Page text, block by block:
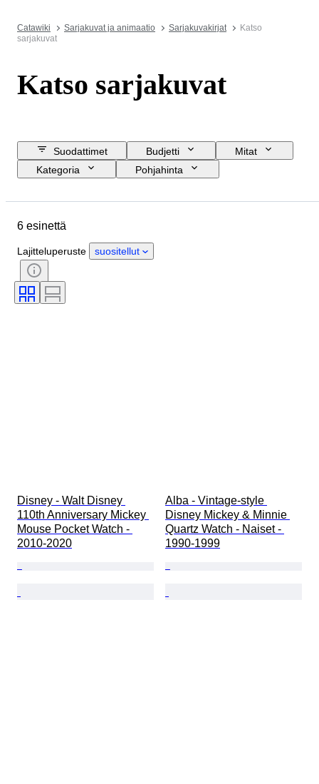
Catawiki Sarjakuvat ja animaatio Sarjakuvakirjat
Katso
sarjakuvat
Katso sarjakuvat
Suodattimet Budjetti
Mitat
Kategoria
Pohjahinta
Sukupuoli
Rannekellon liike
Kellon rannekkeen materiaali
Rannekkeen leveys
6 esinettä
Lajitteluperuste suositellut
Disney - Walt Disney
110th Anniversary Mickey
Mouse Pocket Watch -
2010-2020
Alba - Vintage-style
Disney Mickey & Minnie
Quartz Watch - Naiset -
1990-1999